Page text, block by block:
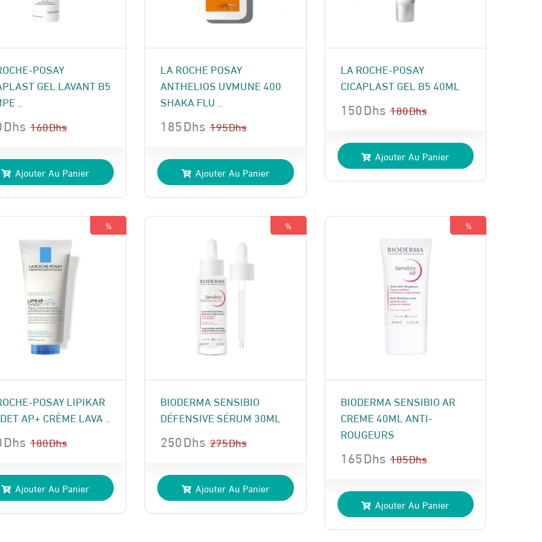
POSAY
GEL LAVANT B5
..
160Dhs
:
Dhs.
Dhs
Dhs.
Ajouter Au Panier
LA ROCHE POSAY
ANTHELIOS UVMUNE 400
SHAKA FLU ..
195Dhs
prix
initial
était :
195 Dhs.
185Dhs
prix
actuel
est :
185 Dhs.
Ajouter Au Panier
LA ROCHE-POSAY
CICAPLAST GEL B5 40ML
180Dhs
prix
initial
était :
150Dhs
prix
actuel
est :
Ajouter Au Panier
%
POSAY LIPIKAR
AP+ CRÈME LAVA ..
180Dhs
:
Dhs
Ajouter Au Panier
%
BIODERMA SENSIBIO
DÉFENSIVE SÉRUM 30ML
275Dhs
prix
initial
était :
250Dhs
prix
actuel
est :
Ajouter Au Panier
%
BIODERMA SENSIBIO AR
CREME 40ML ANTI-
ROUGEURS
185Dhs
prix
initial
était :
165Dhs
prix
actuel
est :
Ajouter Au Panier